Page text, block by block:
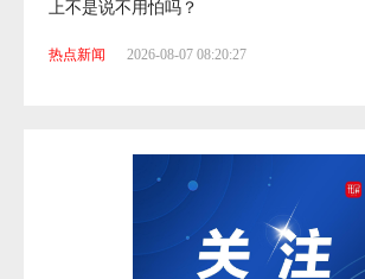
上不是说不用怕吗？
热点新闻 2026-08-07 08:20:27